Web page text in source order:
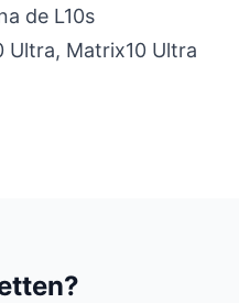
de L10s
Matrix10 Ultra